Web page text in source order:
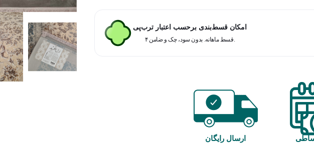
امکان قسط‌بندی برحسب اعتبار ترب‌پی
۴ قسط ماهانه. بدون سود، چک و ضامن.
ارسال رایگان